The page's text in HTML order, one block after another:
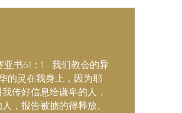
亚书61：1 - 我们教会的异
的灵在我身上，因为耶
传好信息给谦卑的人，
，报告被掳的得释放、